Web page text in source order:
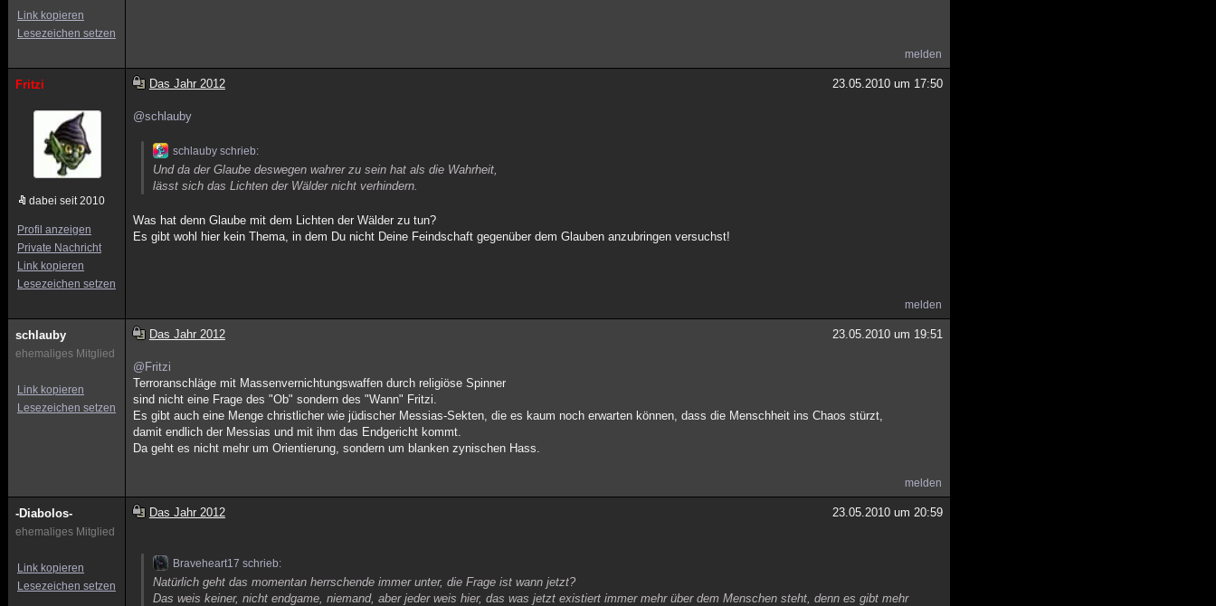
Link kopieren
Lesezeichen setzen
melden
Fritzi
dabei seit 2010
Profil anzeigen
Private Nachricht
Link kopieren
Lesezeichen setzen
Das Jahr 2012 23.05.2010 um 17:50
@schlauby
schlauby schrieb:
Und da der Glaube deswegen wahrer zu sein hat als die Wahrheit,
lässt sich das Lichten der Wälder nicht verhindern.
Was hat denn Glaube mit dem Lichten der Wälder zu tun?
Es gibt wohl hier kein Thema, in dem Du nicht Deine Feindschaft gegenüber dem Glauben anzubringen versuchst!
melden
schlauby
ehemaliges Mitglied
Link kopieren
Lesezeichen setzen
Das Jahr 2012 23.05.2010 um 19:51
@Fritzi
Terroranschläge mit Massenvernichtungswaffen durch religiöse Spinner
sind nicht eine Frage des "Ob" sondern des "Wann" Fritzi.
Es gibt auch eine Menge christlicher wie jüdischer Messias-Sekten, die es kaum noch erwarten können, dass die Menschheit ins Chaos stürzt,
damit endlich der Messias und mit ihm das Endgericht kommt.
Da geht es nicht mehr um Orientierung, sondern um blanken zynischen Hass.
melden
-Diabolos-
ehemaliges Mitglied
Link kopieren
Lesezeichen setzen
Das Jahr 2012 23.05.2010 um 20:59
Braveheart17 schrieb:
Natürlich geht das momentan herrschende immer unter, die Frage ist wann jetzt?
Das weis keiner, nicht endgame, niemand, aber jeder weis hier, das was jetzt existiert immer mehr über dem Menschen steht, denn es gibt mehr